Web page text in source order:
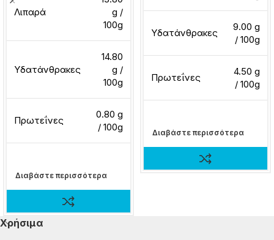
Λιπαρά
g /
100g
Υδατάνθρακες
14.80
g /
100g
Πρωτεΐνες
0.80 g
/ 100g
Διαβάστε περισσότερα
Υδατάνθρακες
9.00 g
/ 100g
Πρωτεΐνες
4.50 g
/ 100g
Διαβάστε περισσότερα
Χρήσιμα